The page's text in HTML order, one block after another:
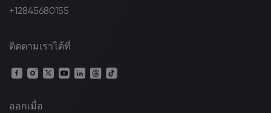
+12845680155
ติดตามเราได้ที่
ออกเมื่อ